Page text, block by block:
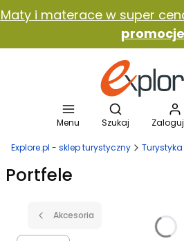
Maty i materace w super
Menu
Otwórz
Szukaj
Explore.pl - sklep turystyczny Turystyka
Portfele
Akcesoria